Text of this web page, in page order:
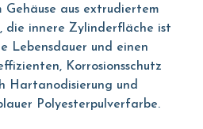
aus extrudiertem
die innere Zylinderfläche ist
Lebensdauer und einen
Korrosionsschutz
Hartanodisierung und
Polyesterpulverfarbe.